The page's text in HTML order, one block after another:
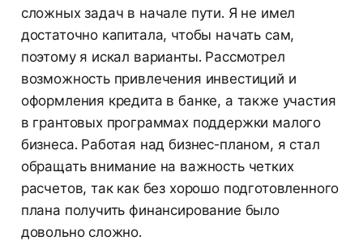
сложных задач в начале пути. Я не имел
достаточно капитала, чтобы начать сам,
поэтому я искал варианты. Рассмотрел
возможность привлечения инвестиций и
оформления кредита в банке, а также участия
в грантовых программах поддержки малого
бизнеса. Работая над бизнес-планом, я стал
обращать внимание на важность четких
расчетов, так как без хорошо подготовленного
плана получить финансирование было
довольно сложно.